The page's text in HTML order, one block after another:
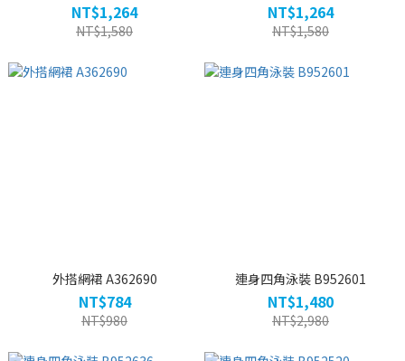
NT$1,264
NT$1,580
NT$1,264
NT$1,580
外搭網裙 A362690
NT$784
NT$980
連身四角泳裝 B952601
NT$1,480
NT$2,980